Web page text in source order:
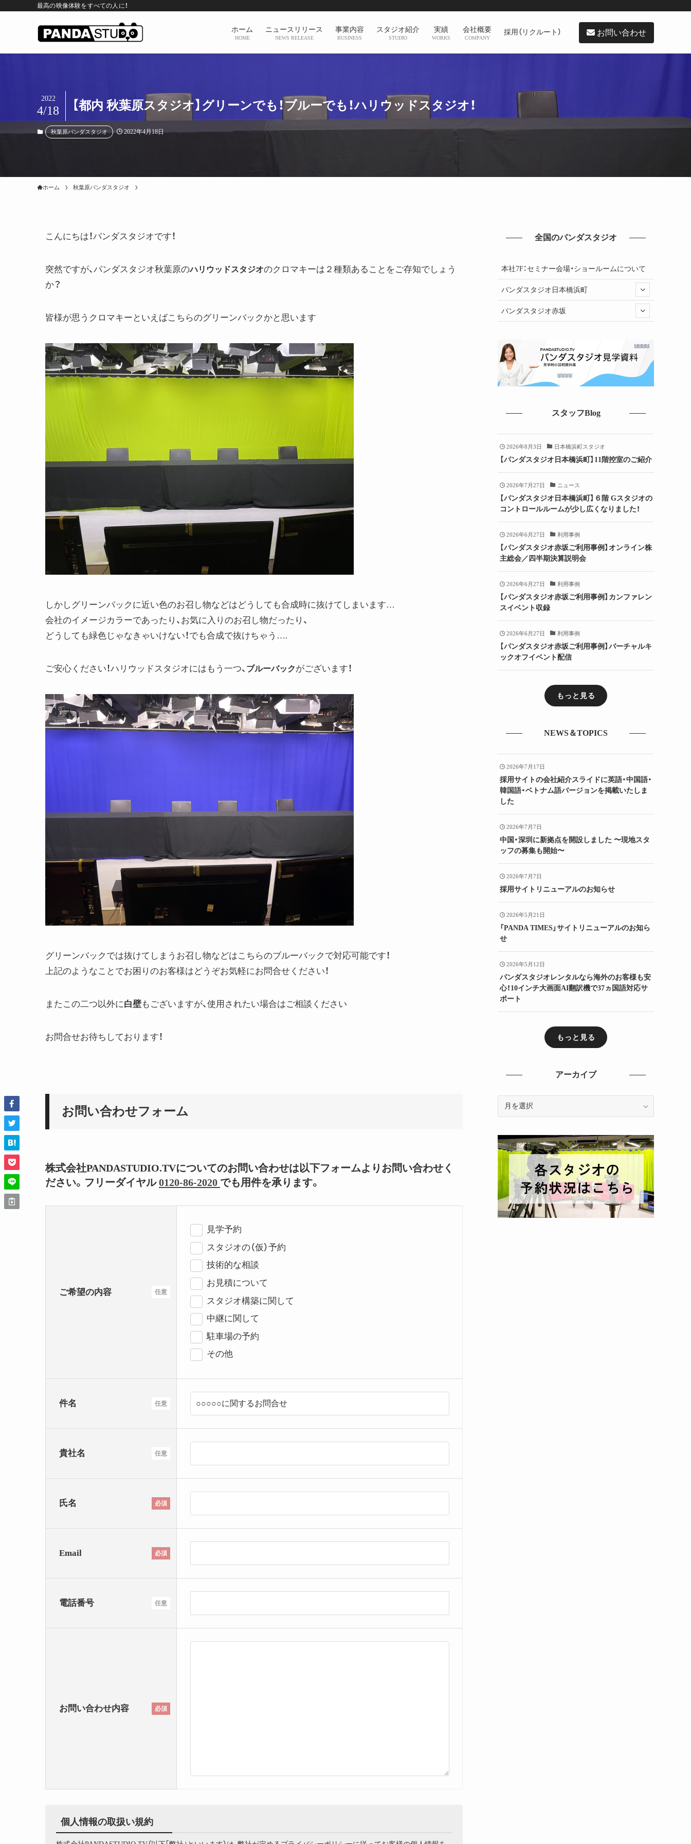
最高の映像体験をすべての人に！
ホーム
HOME
ニュースリリース
NEWS RELEASE
事業内容
BUSINESS
スタジオ紹介
STUDIO
実績
WORKS
会社概要
COMPANY
採用（リクルート） お問い合わせ
【都内 秋葉原スタジオ】グリーンでも！ブルーでも！ハリウッドスタジオ！
2022
4/18
秋葉原パンダスタジオ 2022年4月18日
ホーム 秋葉原パンダスタジオ
こんにちは！パンダスタジオです！
突然ですが、パンダスタジオ秋葉原のハリウッドスタジオのクロマキーは２種類あることをご存知でしょう
か？
皆様が思うクロマキーといえばこちらのグリーンバックかと思います
しかしグリーンバックに近い色のお召し物などはどうしても合成時に抜けてしまいます…
会社のイメージカラーであったり、お気に入りのお召し物だったり、
どうしても緑色じゃなきゃいけない！でも合成で抜けちゃう….
ご安心ください！ハリウッドスタジオにはもう一つ、 ブルーバックがございます！
グリーンバックでは抜けてしまうお召し物などはこちらのブルーバックで対応可能です！
上記のようなことでお困りのお客様はどうぞお気軽にお問合せください！
またこの二つ以外に白壁もございますが、使用されたい場合はご相談ください
お問合せお待ちしております！
お問い合わせフォーム
株式会社PANDASTUDIO.TVについてのお問い合わせは以下フォームよりお問い合わせく
ださい。フリーダイヤル0120-86-2020 でも用件を承ります。
任意
ご希望の内容
見学予約
スタジオの（仮）予約
技術的な相談
お見積について
スタジオ構築に関して
中継に関して
駐車場の予約
その他
任意
件名
任意
貴社名
必須
氏名
必須
Email
任意
電話番号
必須
お問い合わせ内容
個人情報の取扱い規約
全国のパンダスタジオ
本社7F：セミナー会場・ショールームについて
パンダスタジオ日本橋浜町
パンダスタジオ赤坂
スタッフBlog
2026年8月3日 日本橋浜町スタジオ
【パンダスタジオ日本橋浜町】11階控室のご紹介
2026年7月27日 ニュース
【パンダスタジオ日本橋浜町】６階 Gスタジオの
コントロールルームが少し広くなりました！
2026年6月27日 利用事例
【パンダスタジオ赤坂ご利用事例】オンライン株
主総会／四半期決算説明会
2026年6月27日 利用事例
【パンダスタジオ赤坂ご利用事例】カンファレン
スイベント収録
2026年6月27日 利用事例
【パンダスタジオ赤坂ご利用事例】バーチャルキ
ックオフイベント配信
もっと見る
NEWS＆TOPICS
2026年7月17日
採用サイトの会社紹介スライドに英語・中国語・
韓国語・ベトナム語バージョンを掲載いたしま
した
2026年7月7日
中国・深圳に新拠点を開設しました 〜現地スタ
ッフの募集も開始〜
2026年7月7日
採用サイトリニューアルのお知らせ
2026年5月21日
「PANDA TIMES」サイトリニューアルのお知ら
せ
2026年5月12日
パンダスタジオレンタルなら海外のお客様も安
心！10インチ大画面AI翻訳機で37ヵ国語対応サ
ポート
もっと見る
アーカイブ
イ
ブ